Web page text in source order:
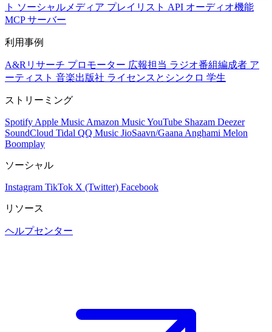
ト ソーシャルメディア プレイリスト API オーディオ機能
MCP サーバー
利用事例
A&Rリサーチ プロモーター 広報担当 ラジオ番組編成者 ア
ーティスト 音楽出版社 ライセンスとシンクロ 学生
ストリーミング
Spotify Apple Music Amazon MusicYouTube Shazam Deezer
SoundCloud Tidal QQ Music JioSaavn/Gaana Anghami Melon
Boomplay
ソーシャル
Instagram TikTok X (Twitter) Facebook
リソース
ヘルプセンター